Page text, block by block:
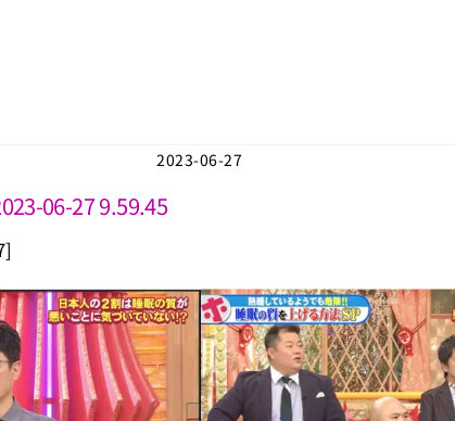
2023-06-27
06-27 9.59.45